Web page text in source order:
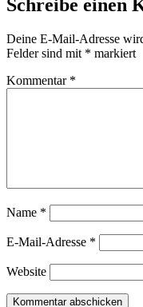
Schreibe einen
Deine E-Mail-Adresse
Felder sind mit * markiert
Kommentar *
Name *
E-Mail-Adresse *
Website